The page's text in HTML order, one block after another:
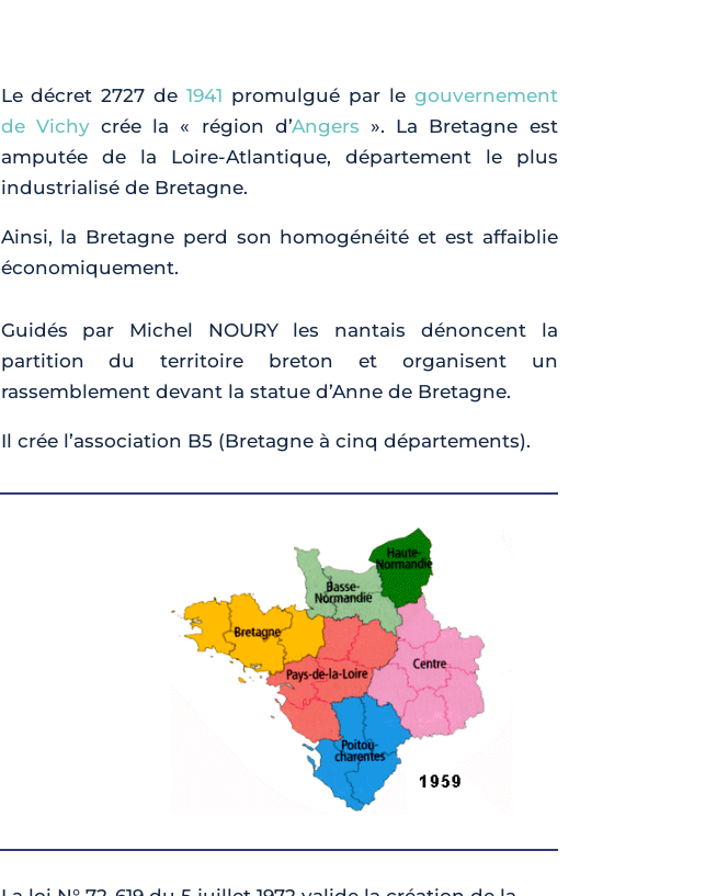
Le décret 2727 de1941 promulgué par le gouvernement
de Vichycrée la « région d’Angers ». La Bretagne est
amputée de la Loire-Atlantique, département le plus
industrialisé de Bretagne.
Ainsi, la Bretagne perd son homogénéité et est affaiblie
économiquement.
Guidés par Michel NOURY les nantais dénoncent la
partition du territoire breton et organisent un
rassemblement devant la statue d’Anne de Bretagne.
Il crée l’association B5 (Bretagne à cinq départements).